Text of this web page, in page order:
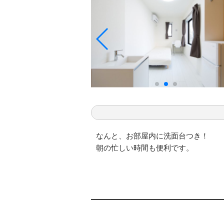
なんと、お部屋内に洗面台つき！
朝の忙しい時間も便利です。